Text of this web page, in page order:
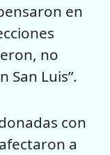
en
no
San Luis”.
con
a